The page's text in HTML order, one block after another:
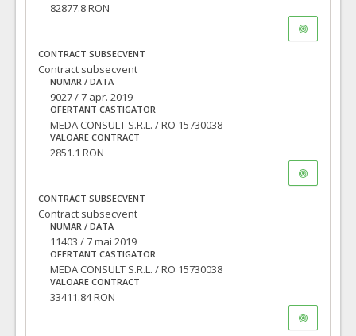
82877.8 RON
CONTRACT SUBSECVENT
Contract subsecvent
NUMAR / DATA
9027 / 7 apr. 2019
OFERTANT CASTIGATOR
MEDA CONSULT S.R.L. / RO 15730038
VALOARE CONTRACT
2851.1 RON
CONTRACT SUBSECVENT
Contract subsecvent
NUMAR / DATA
11403 / 7 mai 2019
OFERTANT CASTIGATOR
MEDA CONSULT S.R.L. / RO 15730038
VALOARE CONTRACT
33411.84 RON